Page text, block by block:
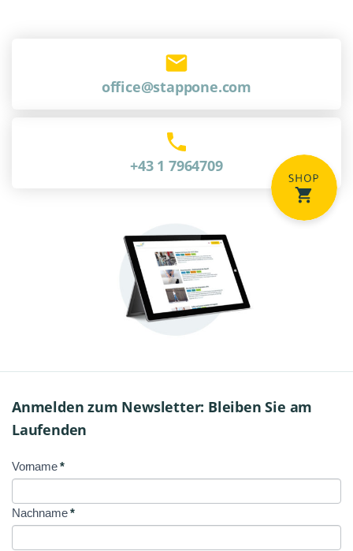
office@stappone.com
+43 1 7964709
Anmelden zum Newsletter: Bleiben Sie am
Laufenden
NL
Signup
Vorname*
Nachname*